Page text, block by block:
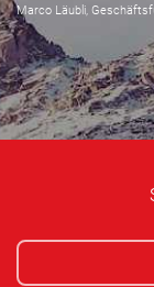
Marco Läubli,